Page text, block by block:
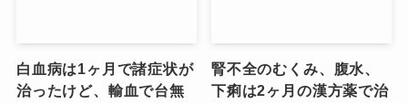
白血病は1ヶ月で諸症状が
治ったけど、輸血で台無
腎不全のむくみ、腹水、
下痢は2ヶ月の漢方薬で治